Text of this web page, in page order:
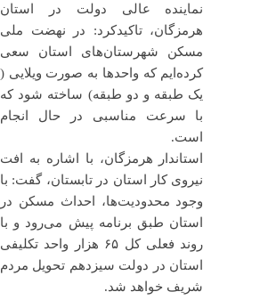
نماینده عالی دولت در استان
هرمزگان، تاکید‌کرد: در نهضت ملی
مسکن شهرستان‌های استان سعی
کرده‌ایم که واحدها به صورت ویلایی (
یک طبقه و دو طبقه) ساخته شود که
با سرعت مناسبی در حال انجام
است.
استاندار هرمزگان، با اشاره به افت
نیروی کار استان در تابستان، گفت: با
وجود محدودیت‌ها، احداث مسکن در
استان طبق برنامه پیش می‌رود و با
روند فعلی کل ۶۵ هزار واحد تکلیفی
استان در دولت سیزدهم تحویل مردم
شریف خواهد شد.